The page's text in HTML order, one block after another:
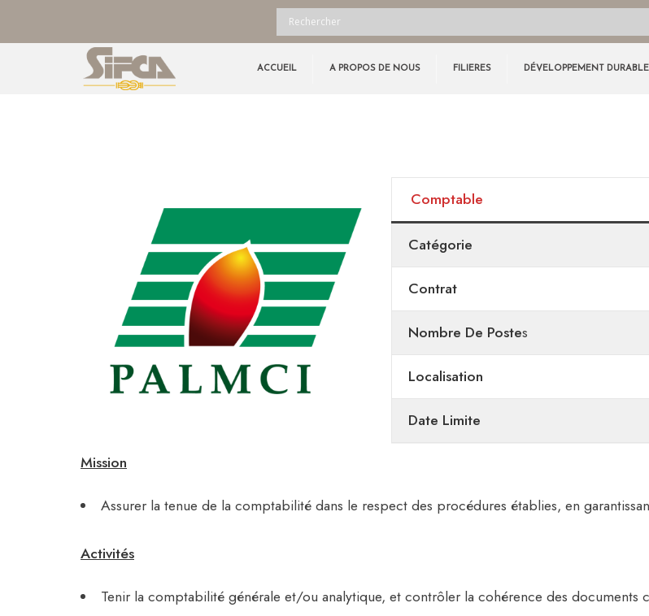
ACCUEIL A PROPOS DE NOUS FILIERES DÉVELOPPEMENT DURABLE
Comptable
Catégorie
Contrat
Nombre De PosteS
Localisation
Date Limite
Mission
Assurer la tenue de la comptabilité dans le respect des procédures établies, en
Activités
Tenir la comptabilité générale et/ou analytique, et contrôler la cohérence des documents